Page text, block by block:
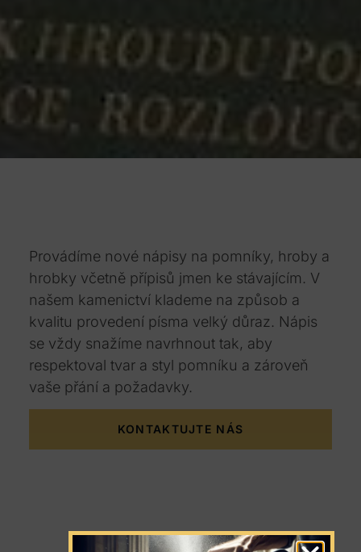
Provádíme nové nápisy na pomníky, hroby a
hrobky včetně přípisů jmen ke stávajícím. V
našem kamenictví klademe na způsob a
kvalitu provedení písma velký důraz. Nápis
se vždy snažíme navrhnout tak, aby
respektoval tvar a styl pomníku a zároveň
vaše přání a požadavky.
KONTAKTUJTE NÁS